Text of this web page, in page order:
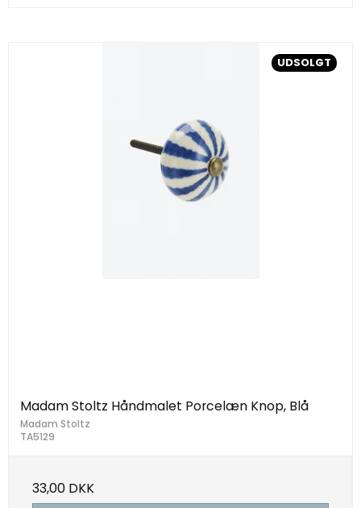
UDSOLGT
Madam Stoltz Håndmalet Porcelæn Knop, Blå
Madam Stoltz
TA5129
33,00 DKK